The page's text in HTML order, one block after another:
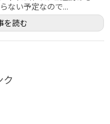
ない予定なので...
を読む
ク